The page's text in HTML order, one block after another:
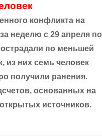
конфликта на
неделю с 29 апреля по
по меньшей
из них семь человек
получили ранения.
основанных на
источников.